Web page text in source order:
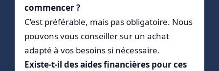
commencer ?
C’est préférable, mais pas obligatoire. Nous
pouvons vous conseiller sur un achat
adapté à vos besoins si nécessaire.
Existe-t-il des aides financières pour ces